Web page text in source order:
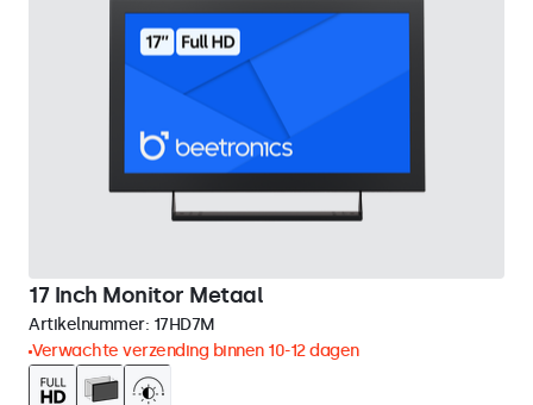
17 Inch Monitor Metaal
Artikelnummer: 17HD7M
Verwachte verzending binnen 10-12 dagen